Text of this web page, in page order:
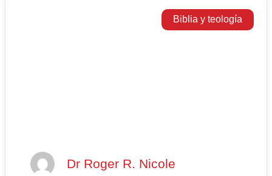
Biblia y teología
Dr Roger R. Nicole